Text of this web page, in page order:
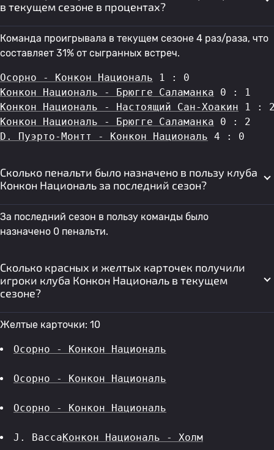
в текущем сезоне в процентах?
Команда проигрывала в текущем сезоне 4 раз/раза, что
составляет 31% от сыгранных встреч.
Осорно - Конкон Националь 1 : 0
Конкон Националь - Брюгге Саламанка 0 : 1
Конкон Националь - Настоящий Сан-Хоакин 1 :
Конкон Националь - Брюгге Саламанка 0 : 2
D. Пуэрто-Монтт - Конкон Националь 4 : 0
Сколько пенальти было назначено в пользу клуба
Конкон Националь за последний сезон?
За последний сезон в пользу команды было
назначено 0 пенальти.
Сколько красных и желтых карточек получили
игроки клуба Конкон Националь в текущем
сезоне?
Желтые карточки: 10
Осорно - Конкон Националь
Осорно - Конкон Националь
Осорно - Конкон Националь
J. BaccaКонкон Националь - Холм